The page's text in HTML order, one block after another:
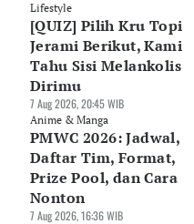
Lifestyle
[QUIZ] Pilih Kru Topi
Jerami Berikut, Kami
Tahu Sisi Melankolis
Dirimu
7 Aug 2026, 20:45 WIB
Anime & Manga
PMWC 2026: Jadwal,
Daftar Tim, Format,
Prize Pool, dan Cara
Nonton
7 Aug 2026, 16:36 WIB